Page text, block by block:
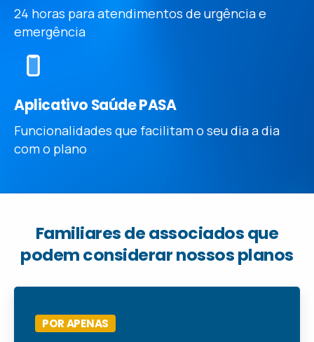
24 horas para atendimentos de urgência e
emergência
Aplicativo Saúde PASA
Funcionalidades que facilitam o seu dia a dia
com o plano
Familiaresdeassociadosque
podemconsiderarnossosplanos
POR APENAS